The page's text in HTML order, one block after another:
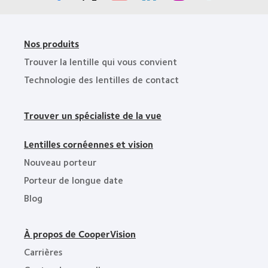
Nos produits
Trouver la lentille qui vous convient
Technologie des lentilles de contact
Trouver un spécialiste de la vue
Lentilles cornéennes et vision
Nouveau porteur
Porteur de longue date
Blog
À propos de CooperVision
Carrières